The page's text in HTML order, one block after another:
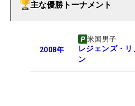
主な優勝トーナメント
2008年
米国男子
レジェンズ・
ン